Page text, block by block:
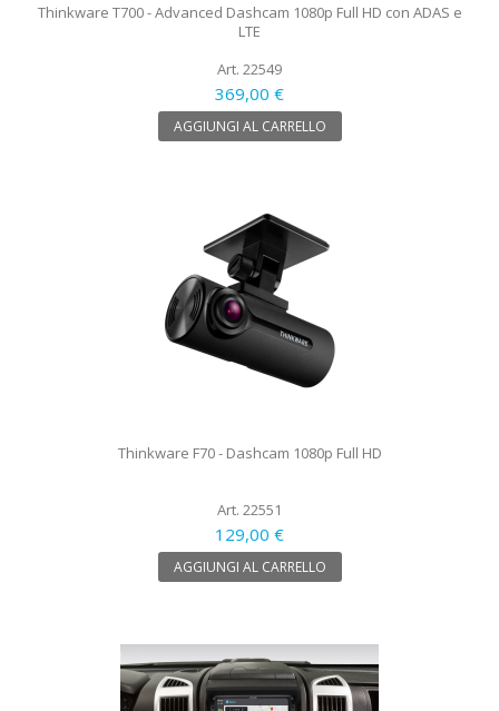
Thinkware T700 - Advanced Dashcam 1080p Full HD con ADAS e
LTE
Art. 22549
369,00 €
AGGIUNGI AL CARRELLO
Thinkware F70 - Dashcam 1080p Full HD
Art. 22551
129,00 €
AGGIUNGI AL CARRELLO